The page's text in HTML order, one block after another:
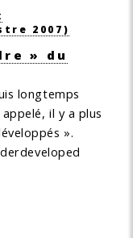
2007)
» du
longtemps
il y a plus
».